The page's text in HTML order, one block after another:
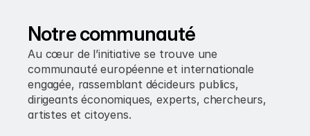
Notre communauté
Au cœur de l’initiative se trouve une
communauté européenne et internationale
engagée, rassemblant décideurs publics,
dirigeants économiques, experts, chercheurs,
artistes et citoyens.